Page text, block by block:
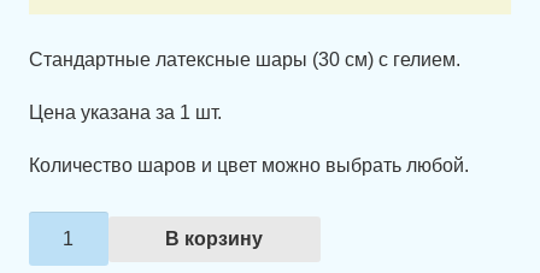
Стандартные латексные шары (30 см) с гелием.
Цена указана за 1 шт.
Количество шаров и цвет можно выбрать любой.
Количество
товара
В корзину